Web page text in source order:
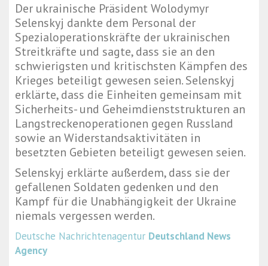
Der ukrainische Präsident Wolodymyr
Selenskyj dankte dem Personal der
Spezialoperationskräfte der ukrainischen
Streitkräfte und sagte, dass sie an den
schwierigsten und kritischsten Kämpfen des
Krieges beteiligt gewesen seien. Selenskyj
erklärte, dass die Einheiten gemeinsam mit
Sicherheits- und Geheimdienststrukturen an
Langstreckenoperationen gegen Russland
sowie an Widerstandsaktivitäten in
besetzten Gebieten beteiligt gewesen seien.
Selenskyj erklärte außerdem, dass sie der
gefallenen Soldaten gedenken und den
Kampf für die Unabhängigkeit der Ukraine
niemals vergessen werden.
Deutsche Nachrichtenagentur Deutschland News
Agency